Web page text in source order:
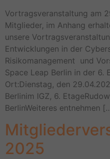
Vortragsveranstaltung am
Mitglieder, im Anhang
unsere
Entwicklungen in der
Risikomanagement und
Space Leap Berlin in der 6.
Ort:Dienstag, den
Berlinim IGZ, 6.
BerlinWeiteres entnehmen
2025